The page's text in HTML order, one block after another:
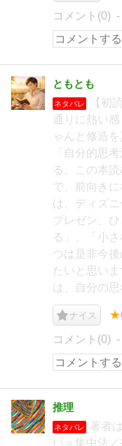
コメント(0)
ともとも
ネタバレ
【初
通りに熱い
ゃんと修造
「自分的思
る。この本
で、前向き
は、ディズ
プレゼン、
る」、「小
つは是非今
たいと思い
は、自分の
ナイス
コメント(0)
推理
ネタバレ
著者
い＝集中法